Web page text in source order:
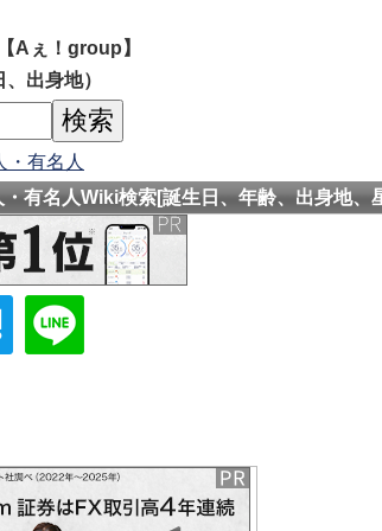
Aぇ！group】
出身地）
・有名人
有名人Wiki検索[誕生日、年齢、出身地、